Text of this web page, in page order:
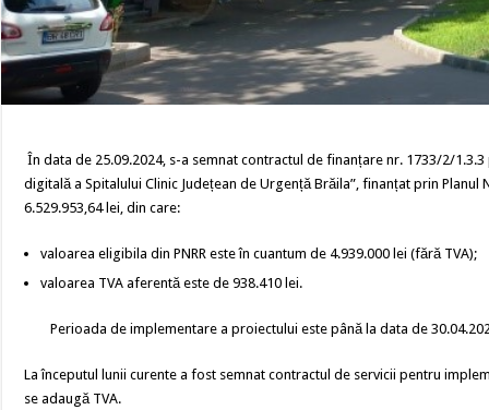
În data de 25.09.2024, s-a semnat contractul de finanțare nr. 1733/2/
digitală a Spitalului Clinic Județean de Urgență Brăila”, finanțat prin
6.529.953,64 lei, din care:
valoarea eligibila din PNRR este în cuantum de 4.939.000 lei (fără TVA);
valoarea TVA aferentă este de 938.410 lei.
Perioada de implementare a proiectului este până la data de
La începutul lunii curente a fost semnat contractul de servicii pentru
se adaugă TVA.